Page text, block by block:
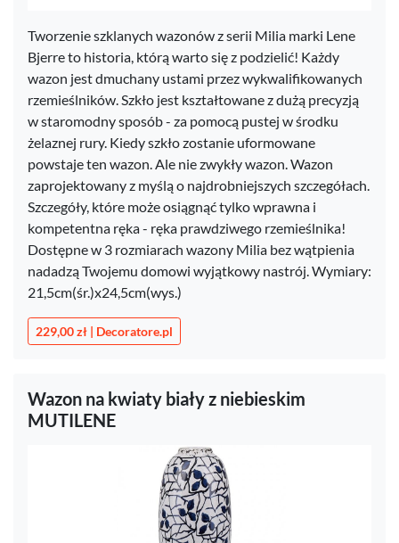
Tworzenie szklanych wazonów z serii Milia marki Lene
Bjerre to historia, którą warto się z podzielić! Każdy
wazon jest dmuchany ustami przez wykwalifikowanych
rzemieślników. Szkło jest kształtowane z dużą precyzją
w staromodny sposób - za pomocą pustej w środku
żelaznej rury. Kiedy szkło zostanie uformowane
powstaje ten wazon. Ale nie zwykły wazon. Wazon
zaprojektowany z myślą o najdrobniejszych szczegółach.
Szczegóły, które może osiągnąć tylko wprawna i
kompetentna ręka - ręka prawdziwego rzemieślnika!
Dostępne w 3 rozmiarach wazony Milia bez wątpienia
nadadzą Twojemu domowi wyjątkowy nastrój. Wymiary:
21,5cm(śr.)x24,5cm(wys.)
229,00 zł | Decoratore.pl
Wazon na kwiaty biały z niebieskim
MUTILENE